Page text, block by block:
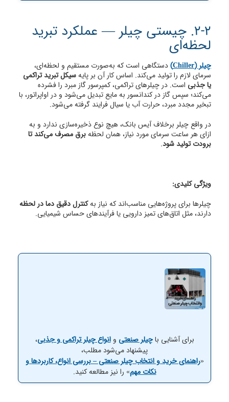
2-2. چیستی چیلر — عملکرد تبرید
لحظه‌ای
چیلر (Chiller)
دستگاهی است که به‌صورت مستقیم و لحظه‌ای،
سرمای لازم را تولید می‌کند. اساس کار آن بر پایهسیکل تبرید تراکمی
یا جذبی است. در چیلرهای تراکمی، کمپرسور گاز مبرد را فشرده
می‌کند؛ سپس گاز در کندانسور به مایع تبدیل می‌شود و در اواپراتور، با
تبخیر مجدد مبرد، حرارت آب یا سیال فرایند گرفته می‌شود.
در واقع چیلر برخلاف آیس بانک، هیچ نوع ذخیره‌سازی ندارد و به
ازای هر ساعت سرمای مورد نیاز، همان لحظهبرق مصرف می‌کند تا
برودت تولید شود.
ویژگی کلیدی:
چیلرها برای پروژه‌هایی مناسب‌اند که نیاز بهکنترل دقیق دما در لحظه
دارند، مثل اتاق‌های تمیز دارویی یا فرآیندهای حساس شیمیایی.
برای آشنایی باچیلر صنعتی وانواع چیلر تراکمی و جذبی،
پیشنهاد می‌شود مطلب،
«راهنمای خرید و انتخاب چیلر صنعتی – بررسی انواع، کاربردها و
نکات مهم» را نیز مطالعه کنید.